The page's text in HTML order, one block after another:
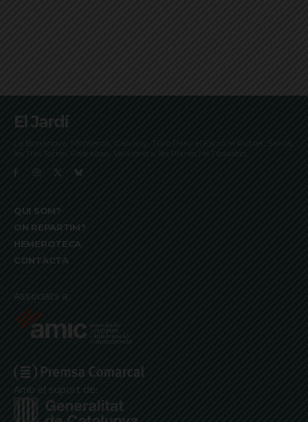
El Jardí
La Bonanova, Monterols, Galvany, Turó Parc, el Farró, el Putxet, Sarrià,
les Tres Torres, Pedralbes, Vallvidrera, les Planes i el Tibidabo
QUI SOM?
ON REPARTIM?
HEMEROTECA
CONTACTA
Associats a:
Amb el suport de: